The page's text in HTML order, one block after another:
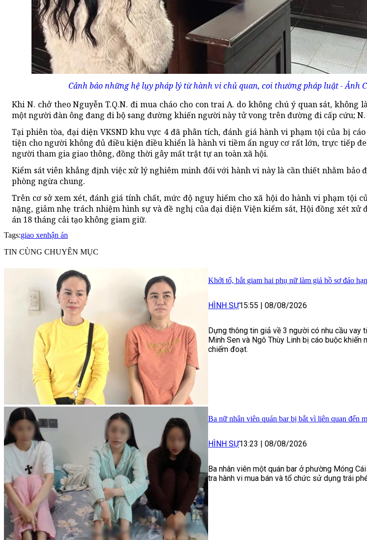
Cảnh báo những hệ lụy pháp lý từ hành vi chủ quan, coi thường pháp luật - Ảnh
Khi N. chở theo Nguyễn T.Q.N. đi mua cháo cho con trai A. do không chú ý quan sát, không
một người đàn ông đang đi bộ sang đường khiến người này tử vong trên đường đi cấp cứu;
Tại phiên tòa, đại diện VKSND khu vực 4 đã phân tích, đánh giá hành vi phạm tội của bị
tiện cho người không đủ điều kiện điều khiển là hành vi tiềm ẩn nguy cơ rất lớn, trực tiếp
người tham gia giao thông, đồng thời gây mất trật tự an toàn xã hội.
Kiểm sát viên khẳng định việc xử lý nghiêm minh đối với hành vi này là cần thiết nhằm bảo
phòng ngừa chung.
Trên cơ sở xem xét, đánh giá tính chất, mức độ nguy hiểm cho xã hội do hành vi phạm tội
nặng, giảm nhẹ trách nhiệm hình sự và đề nghị của đại diện Viện kiểm sát, Hội đồng xét xử
án 18 tháng cải tạo không giam giữ.
Tags:giao xenhận án
TIN CÙNG CHUYÊN MỤC
Khởi tố, bắt giam hai phụ nữ làm giả hồ sơ đáo
HÌNH SỰ15:55 08/08/2026
Dựng thông tin giả về 3 người có nhu cầu vay
Minh Sen và Ngô Thùy Linh bị cáo buộc
chiếm đoạt.
Ba nữ nhân viên quán bar bị bắt vì liên quan đến
HÌNH SỰ13:23 | 08/08/2026
Ba nhân viên một quán bar ở phường Móng
tra hành vi mua bán và tổ chức sử dụng trái